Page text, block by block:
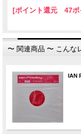
[ポイント還元 47ポ
〜 関連商品 〜 こんな
IAN